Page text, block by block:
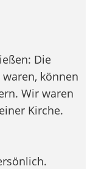
Die
können
Wir waren
Kirche.